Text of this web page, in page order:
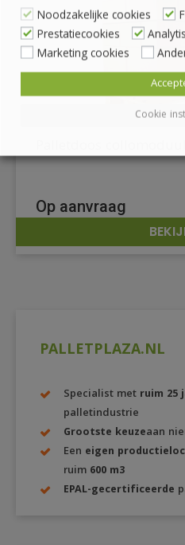
PALLETPLAZA.NL
Specialist met ruim 25
palletindustrie
Grootste keuzeaan
Een eigen
ruim 600 m3
EPAL-gecertificeerde
Op aanvraag
Noodzakelijke cookies
Prestatiecookies
Marketing cookies
Cookie